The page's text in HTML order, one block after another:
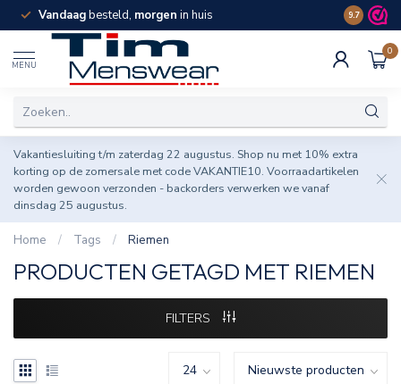
Vandaagbesteld, morgen in huis Spaar
9.7
MENU
0
Vakantiesluiting t/m zaterdag 22 augustus. Shop nu met 10% extra
korting op de zomersale met code VAKANTIE10. Voorraadartikelen
worden gewoon verzonden - backorders verwerken we vanaf
dinsdag 25 augustus.
Home / Tags / Riemen
PRODUCTEN GETAGD MET RIEMEN
FILTERS